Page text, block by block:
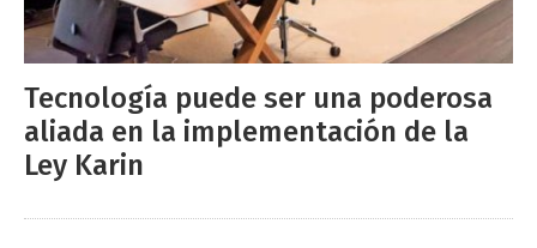
Tecnología puede ser una poderosa
aliada en la implementación de la
Ley Karin